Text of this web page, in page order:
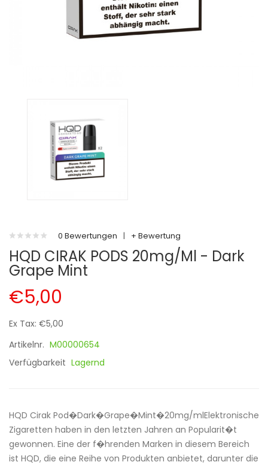
0 Bewertungen | + Bewertung
HQD CIRAK PODS 20mg/ml - Dark
Grape Mint
€5,00
Ex Tax: €5,00
Artikelnr. M00000654
Verfügbarkeit Lagernd
HQD Cirak Pod�Dark�Grape�Mint�20mg/mlElektronische
Zigaretten haben in den letzten Jahren an Popularit�t
gewonnen. Eine der f�hrenden Marken in diesem Bereich
ist HQD, die eine Reihe von Produkten anbietet, darunter die